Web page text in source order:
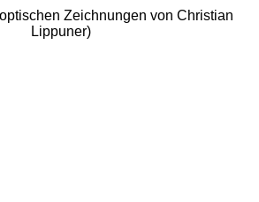
Zeichnungen von Christian
Lippuner)